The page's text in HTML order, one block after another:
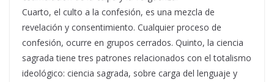
Cuarto, el culto a la confesión, es una mezcla de
revelación y consentimiento. Cualquier proceso de
confesión, ocurre en grupos cerrados. Quinto, la ciencia
sagrada tiene tres patrones relacionados con el totalismo
ideológico: ciencia sagrada, sobre carga del lenguaje y